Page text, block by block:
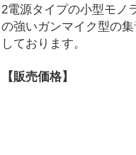
2電源タイプの小型モ
の強いガンマイク型の
しております。
【販売価格】